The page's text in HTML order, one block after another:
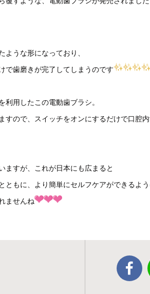
ような形になっており、
で歯磨きが完了してしまうのです
利用したこの電動歯ブラシ。
すので、スイッチをオンにするだけで口腔
ますが、これが日本にも広まると
ともに、より簡単にセルフケアができるよう
ませんね